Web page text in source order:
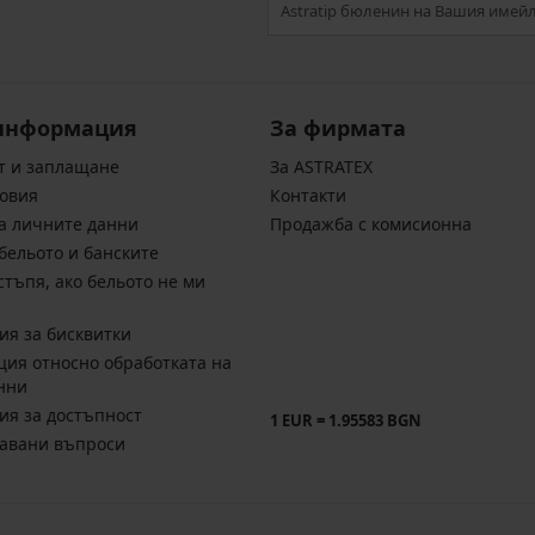
и заплащане
личните данни
и банските
ако бельото не ми
за бисквитки
относно обработката на
за достъпност
въпроси
За фирмата
За ASTRATEX
Контакти
Продажба с комисионна
1 EUR = 1.95583 BGN